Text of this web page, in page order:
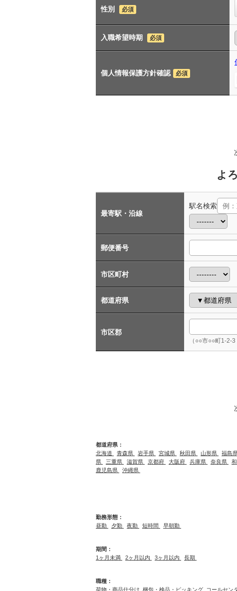
性別 必須
入職希望時期 必須
個人情報保護方針確認 必須
よ
最寄駅・沿線
駅名検索
郵便番号
市区町村
都道府県
市区郡
（○○市○○町1-2-
都道府県：
北海道
青森県 岩手県 宮城県 秋田県 山形県 福島
県
三重県 滋賀県 京都府 大阪府 兵庫県 奈良県
鹿児島県
沖縄県
勤務形態：
昼勤
夕勤 夜勤 短時間 早朝勤
期間：
1ヶ月未満
2ヶ月以内 3ヶ月以内 長期
職種：
荷物・商品仕分け 梱包・検品・ピッキング コールセン